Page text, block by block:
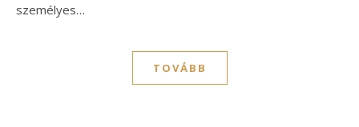
személyes…
TOVÁBB